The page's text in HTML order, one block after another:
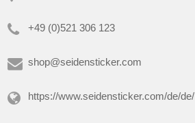
+49 (0)521 306 123
shop@seidensticker.com
https://www.seidensticker.com/de/de/